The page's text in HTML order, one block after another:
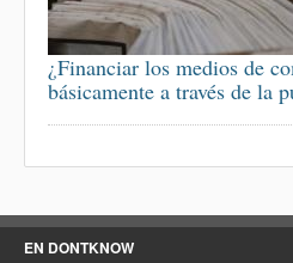
¿Financiar los medios de
básicamente a través de la
EN DONTKNOW